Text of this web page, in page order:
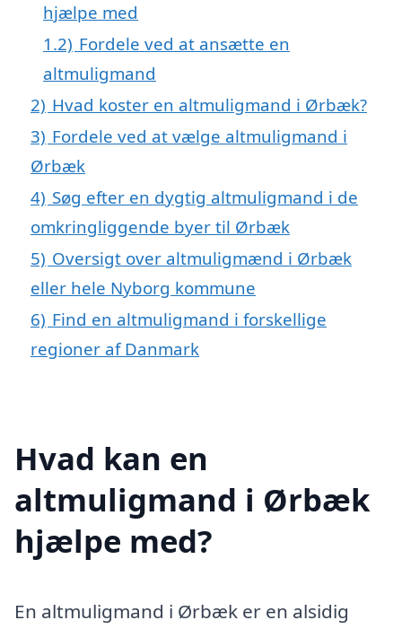
hjælpe med
1.2) Fordele ved at ansætte en
altmuligmand
2) Hvad koster en altmuligmand i Ørbæk?
3) Fordele ved at vælge altmuligmand i
Ørbæk
4) Søg efter en dygtig altmuligmand i de
omkringliggende byer til Ørbæk
5) Oversigt over altmuligmænd i Ørbæk
eller hele Nyborg kommune
6) Find en altmuligmand i forskellige
regioner af Danmark
Hvad kan en
altmuligmand i Ørbæk
hjælpe med?
En altmuligmand i Ørbæk er en alsidig